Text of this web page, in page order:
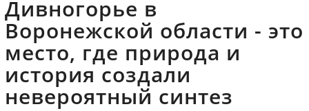
Дивногорье в
Воронежской области - это
место, где природа и
история создали
невероятный синтез